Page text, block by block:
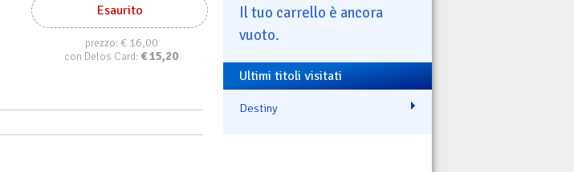
Esaurito
prezzo:€ 16,00
con Delos Card: €15,20
Il tuo carrello è ancora
vuoto.
Ultimi titoli visitati
Destiny